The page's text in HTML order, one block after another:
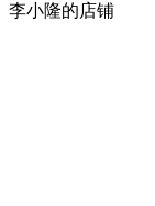
李小隆的店铺